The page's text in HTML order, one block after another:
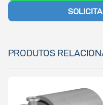
PRODUTOS